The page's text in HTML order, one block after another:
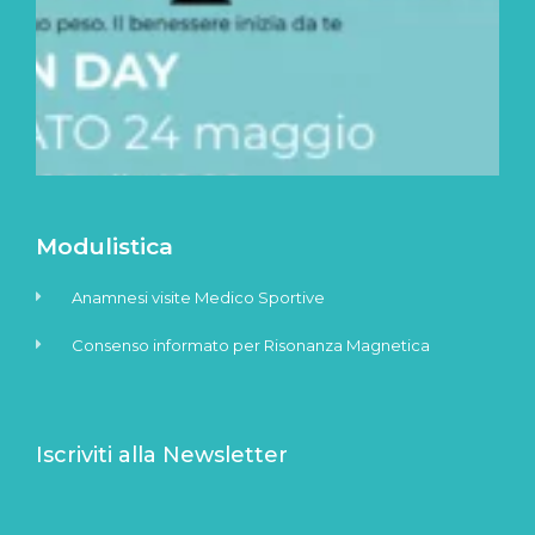
Modulistica
Anamnesi visite Medico Sportive
Consenso informato per Risonanza Magnetica
Iscriviti alla Newsletter